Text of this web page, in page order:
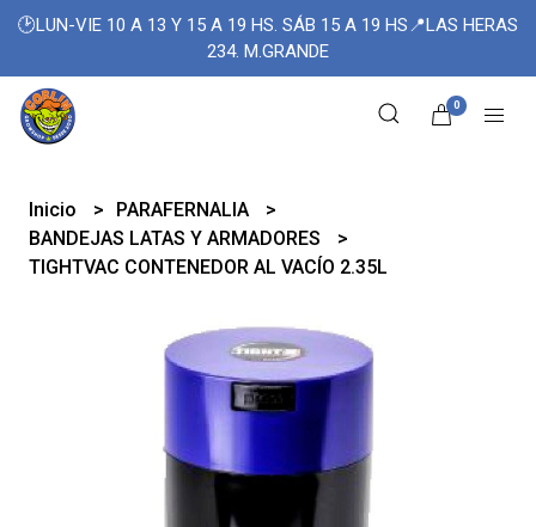
🕑LUN-VIE 10 A 13 Y 15 A 19 HS. SÁB 15 A 19 HS📍LAS HERAS
234. M.GRANDE
0
Inicio
PARAFERNALIA
BANDEJAS LATAS Y ARMADORES
TIGHTVAC CONTENEDOR AL VACÍO 2.35L